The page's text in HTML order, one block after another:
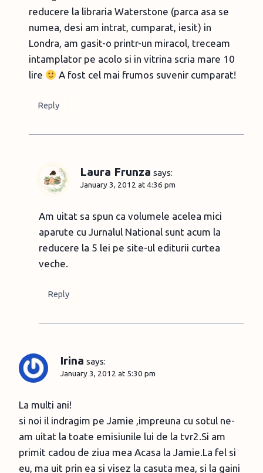
reducere la libraria Waterstone (parca asa se
numea, desi am intrat, cumparat, iesit) in
Londra, am gasit-o printr-un miracol, treceam
intamplator pe acolo si in vitrina scria mare 10
lire
A fost cel mai frumos suvenir cumparat!
Reply
Laura Frunza says:
January 3, 2012 at 4:36 pm
Am uitat sa spun ca volumele acelea mici
aparute cu Jurnalul National sunt acum la
reducere la 5 lei pe site-ul editurii curtea
veche.
Reply
Irina says:
January 3, 2012 at 5:30 pm
La multi ani!
si noi il indragim pe Jamie ,impreuna cu sotul ne-
am uitat la toate emisiunile lui de la tvr2.Si am
primit cadou de ziua mea Acasa la Jamie.La fel si
eu, ma uit prin ea si visez la casuta mea, si la gaini